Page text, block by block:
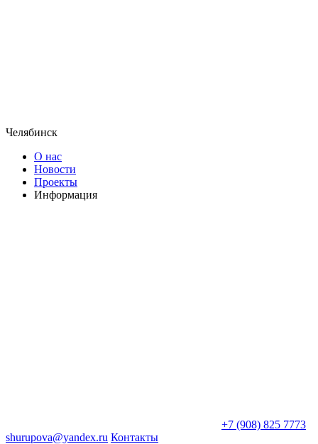
Челябинск
О нас
Новости
Проекты
Информация
+7 (908) 825 7773
shurupova@yandex.ru Контакты